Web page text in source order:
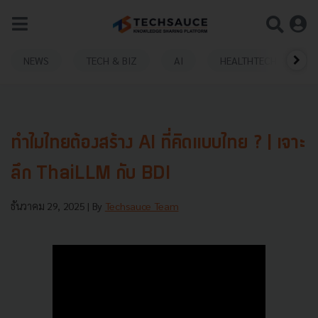
NEWS TECH & BIZ AI HEALTHTECH
ทำไมไทยต้องสร้าง AI ที่คิดแบบไทย ? | เจาะ
ลึก ThaiLLM กับ BDI
ธันวาคม 29, 2025 | By Techsauce Team